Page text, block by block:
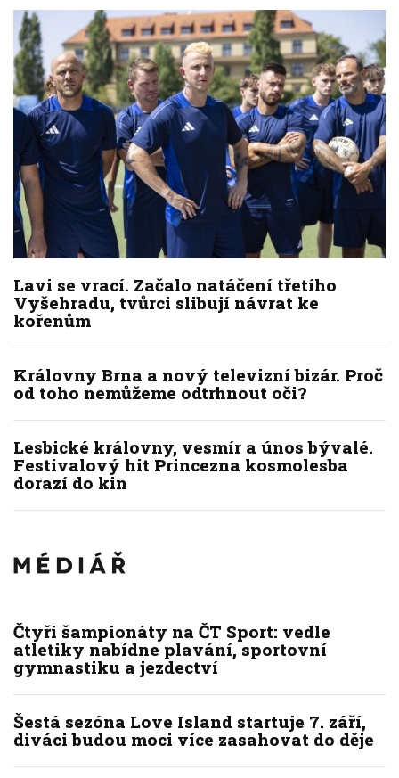
Lavi se vrací. Začalo natáčení třetího
Vyšehradu, tvůrci slibují návrat ke
kořenům
Královny Brna a nový televizní bizár. Proč
od toho nemůžeme odtrhnout oči?
Lesbické královny, vesmír a únos bývalé.
Festivalový hit Princezna kosmolesba
dorazí do kin
Čtyři šampionáty na ČT Sport: vedle
atletiky nabídne plavání, sportovní
gymnastiku a jezdectví
Šestá sezóna Love Island startuje 7. září,
diváci budou moci více zasahovat do děje